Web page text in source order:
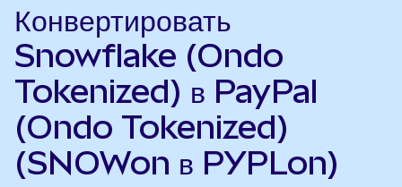
Конвертировать
Snowflake (Ondo
Tokenized) в PayPal
(Ondo Tokenized)
(SNOWon в PYPLon)